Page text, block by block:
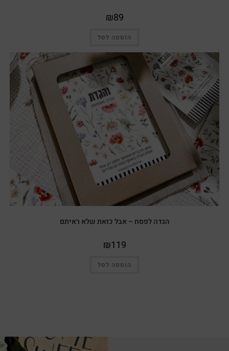
₪89
הוספה לסל
הגדה לפסח – אבל כזאת שלא ראיתם
₪119
הוספה לסל